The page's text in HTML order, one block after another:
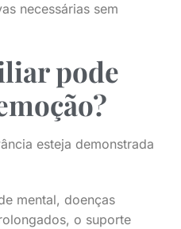
necessárias sem
pode
esteja demonstrada
mental, doenças
o suporte